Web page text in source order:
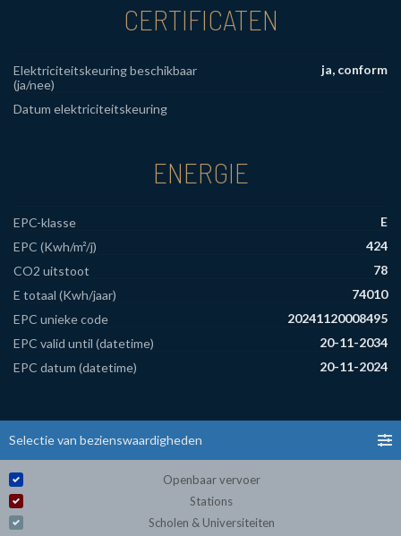
CERTIFICATEN
Elektriciteitskeuring beschikbaar
(ja/nee)
ja, conform
Datum elektriciteitskeuring
ENERGIE
EPC-klasse
E
EPC (Kwh/m²/j)
424
CO2 uitstoot
78
E totaal (Kwh/jaar)
74010
EPC unieke code
20241120008495
EPC valid until (datetime)
20-11-2034
EPC datum (datetime)
20-11-2024
Selectie van bezienswaardigheden
Openbaar vervoer
Stations
Scholen & Universiteiten